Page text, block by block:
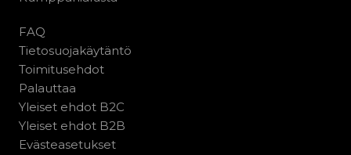
FAQ
Tietosuojakäytäntö
Toimitusehdot
Palauttaa
Yleiset ehdot B2C
Yleiset ehdot B2B
Evästeasetukset